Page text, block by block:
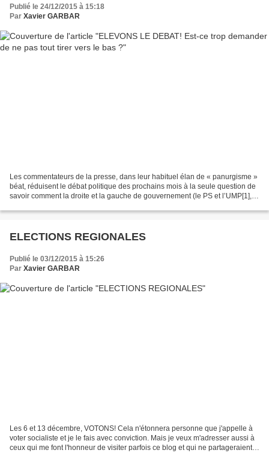
Publié le 24/12/2015 à 15:18
Par Xavier GARBAR
Les commentateurs de la presse, dans leur habituel élan de « panurgisme »
béat, réduisent le débat politique des prochains mois à la seule question de
savoir comment la droite et la gauche de gouvernement (le PS et l’UMP[1],
ELECTIONS REGIONALES
Publié le 03/12/2015 à 15:26
Par Xavier GARBAR
Les 6 et 13 décembre, VOTONS! Cela n'étonnera personne que j'appelle à
voter socialiste et je le fais avec conviction. Mais je veux m'adresser aussi à
ceux qui me font l'honneur de visiter parfois ce blog et qui ne partageraient